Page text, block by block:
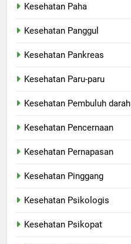
Kesehatan Paha
Kesehatan Panggul
Kesehatan Pankreas
Kesehatan Paru-paru
Kesehatan Pembuluh darah
Kesehatan Pencernaan
Kesehatan Pernapasan
Kesehatan Pinggang
Kesehatan Psikologis
Kesehatan Psikopat